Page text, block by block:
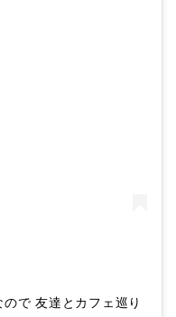
の日 なので 友達とカフェ巡り